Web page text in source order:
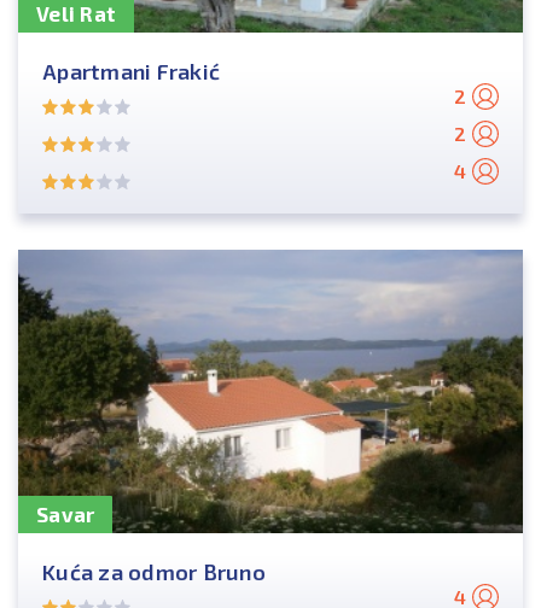
Veli Rat
Apartmani Frakić
2
2
4
Savar
Kuća za odmor Bruno
4